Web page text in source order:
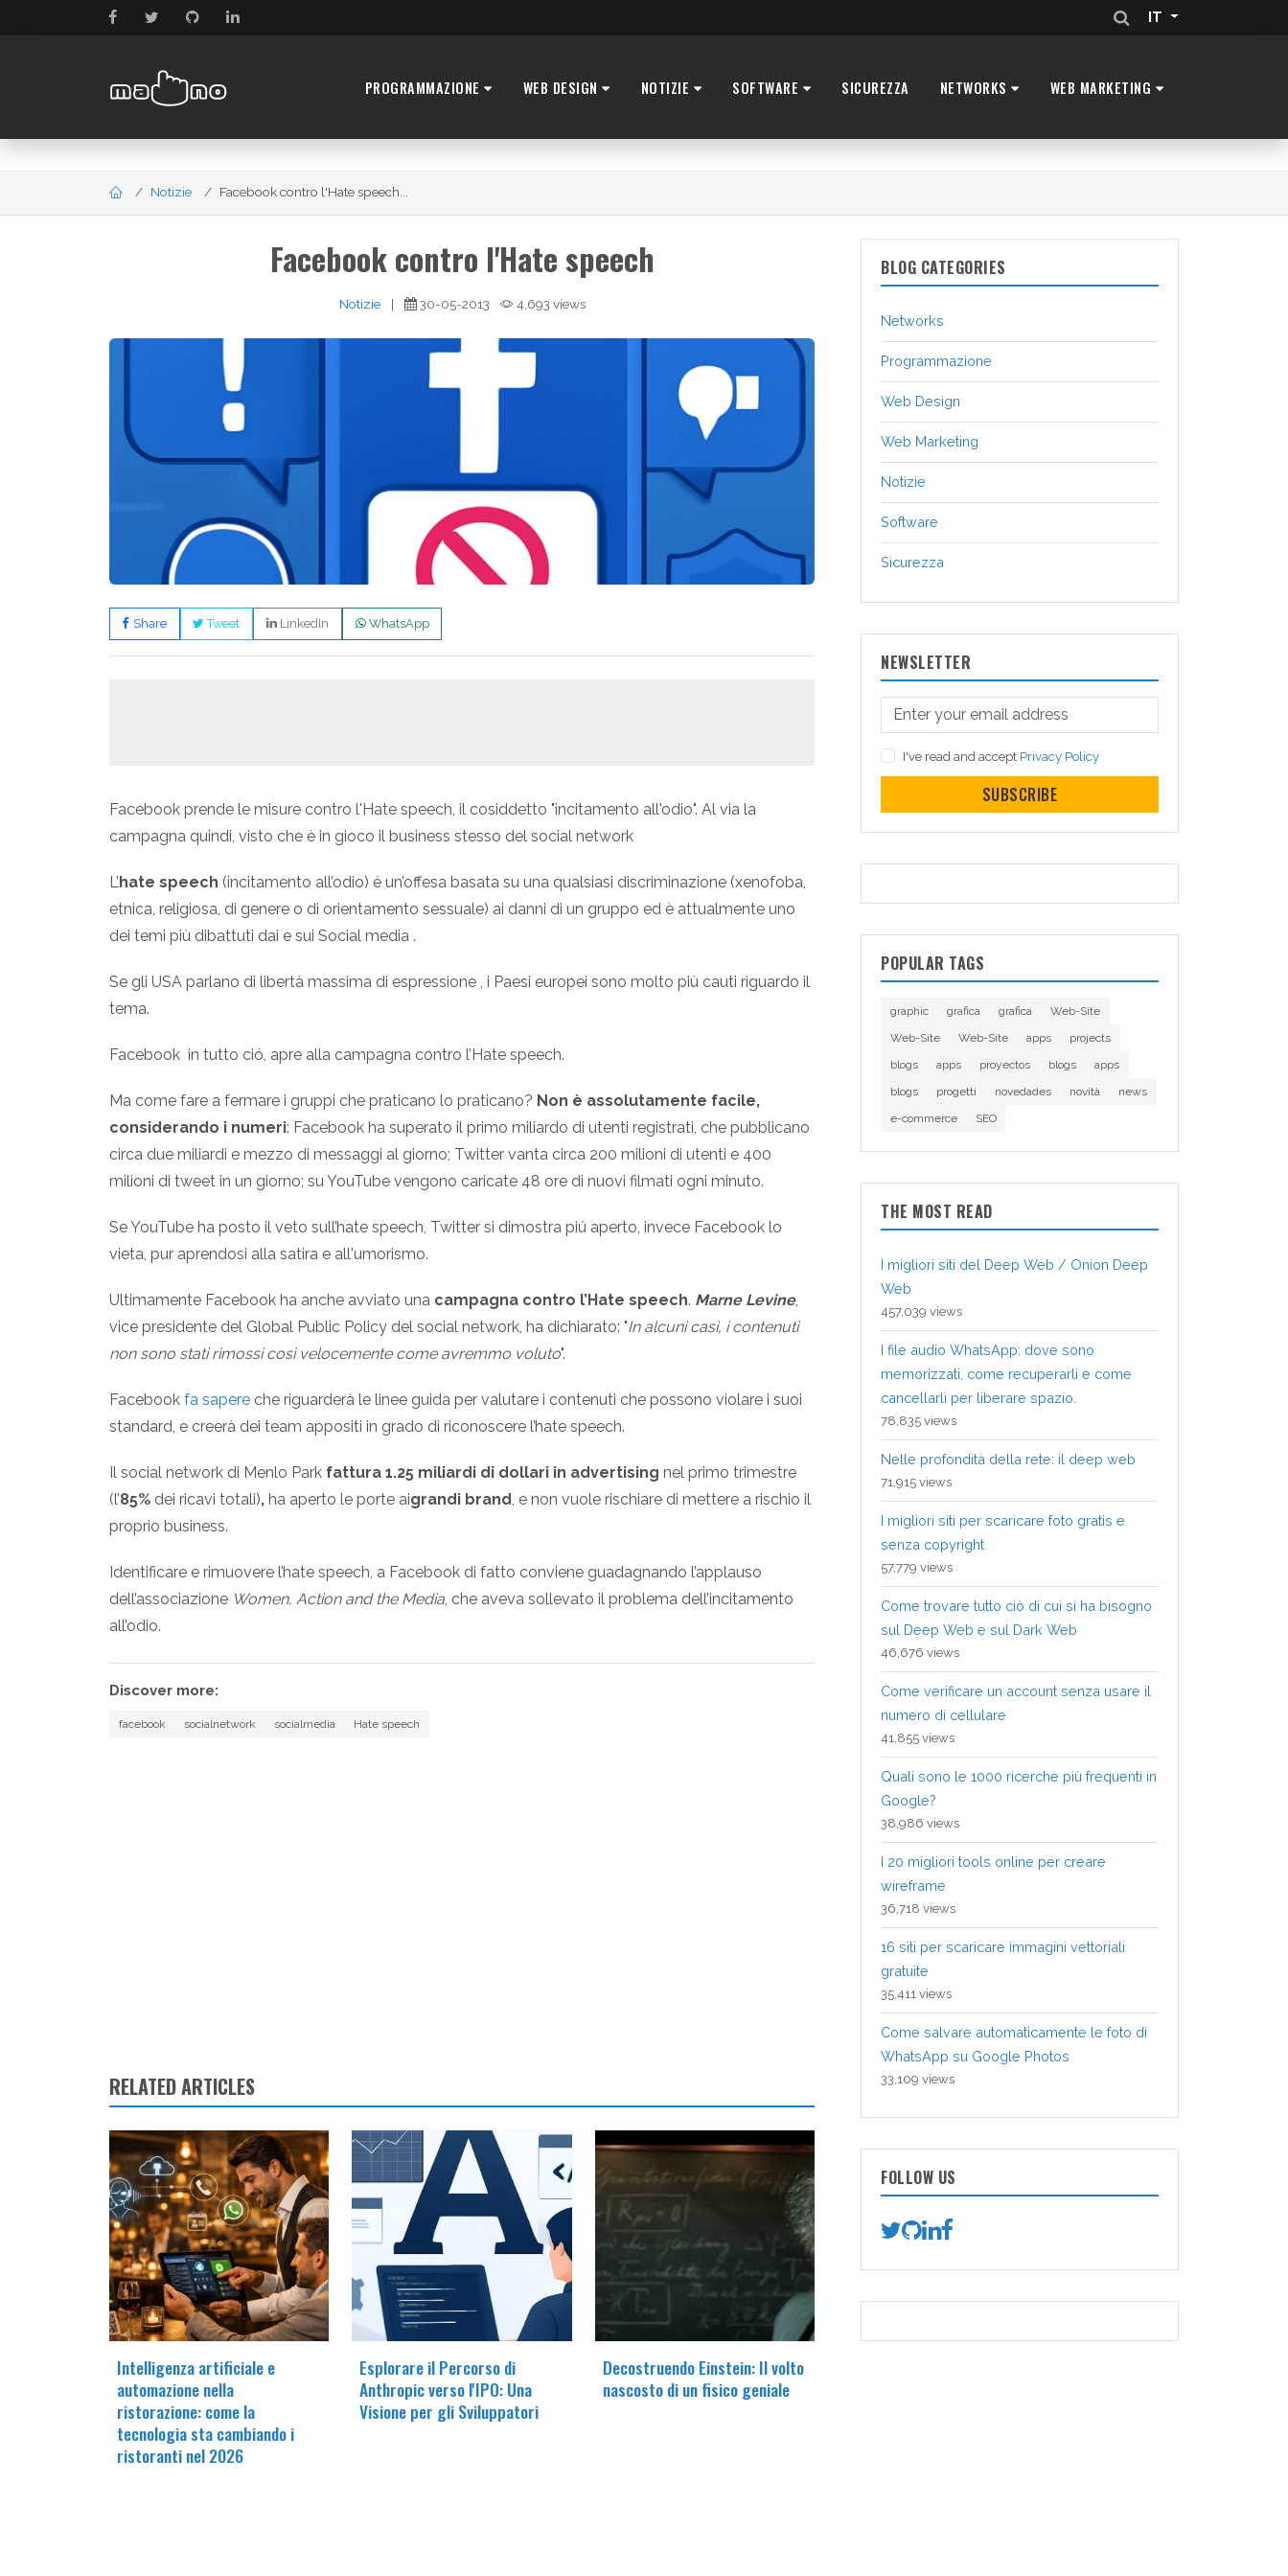
IT
PROGRAMMAZIONE WEB DESIGN NOTIZIE SOFTWARE SICUREZZA NETWORKS WEB MARKETING
Notizie Facebook contro l'Hate speech...
Facebook contro l'Hate speech
Notizie | 30-05-2013 4,693 views
Share Tweet LinkedIn WhatsApp
Facebook prende le misure contro l'Hate speech, il cosiddetto "incitamento all'odio". Al via la
campagna quindi, visto che è in gioco il business stesso del social network
L’hate speech (incitamento all’odio) è un’offesa basata su una qualsiasi discriminazione (xenofoba,
etnica, religiosa, di genere o di orientamento sessuale) ai danni di un gruppo ed è attualmente uno
dei temi più dibattuti dai e sui Social media .
Se gli USA parlano di libertà massima di espressione , i Paesi europei sono molto più cauti riguardo il
tema.
Facebook in tutto ció, apre alla campagna contro l’Hate speech.
Ma come fare a fermare i gruppi che praticano lo praticano? Non è assolutamente facile,
considerando i numeri: Facebook ha superato il primo miliardo di utenti registrati, che pubblicano
circa due miliardi e mezzo di messaggi al giorno; Twitter vanta circa 200 milioni di utenti e 400
milioni di tweet in un giorno; su YouTube vengono caricate 48 ore di nuovi filmati ogni minuto.
Se YouTube ha posto il veto sull’hate speech, Twitter si dimostra piú aperto, invece Facebook lo
vieta, pur aprendosi alla satira e all'umorismo.
Ultimamente Facebook ha anche avviato una campagna contro l’Hate speech. Marne Levine,
vice presidente del Global Public Policy del social network, ha dichiarato: "In alcuni casi, i contenuti
non sono stati rimossi così velocemente come avremmo voluto".
Facebook fa sapere che riguarderà le linee guida per valutare i contenuti che possono violare i suoi
standard, e creerà dei team appositi in grado di riconoscere l’hate speech.
Il social network di Menlo Park fattura 1.25 miliardi di dollari in advertising nel primo trimestre
(l’85% dei ricavi totali), ha aperto le porte aigrandi brand , e non vuole rischiare di mettere a rischio il
proprio business.
Identificare e rimuovere l’hate speech, a Facebook di fatto conviene guadagnando l’applauso
dell’associazione Women, Action and the Media , che aveva sollevato il problema dell’incitamento
all’odio.
Discover more:
facebook socialnetwork socialmedia Hate speech
RELATED ARTICLES
Intelligenza artificiale e
automazione nella
ristorazione: come la
tecnologia sta cambiando i
ristoranti nel 2026
Esplorare il Percorso di
Anthropic verso l'IPO: Una
Visione per gli Sviluppatori
Decostruendo Einstein: Il volto
nascosto di un fisico geniale
BLOG CATEGORIES
Networks
Programmazione
Web Design
Web Marketing
Notizie
Software
Sicurezza
NEWSLETTER
I've read and accept Privacy Policy
SUBSCRIBE
POPULAR TAGS
graphic grafica grafica
Web-Site
Web-Site
Web-Site apps
projects
blogs
apps proyectos blogs
apps
blogs
progetti novedades novità
news
e-commerce
SEO
THE MOST READ
I migliori siti del Deep Web / Onion Deep
Web
457,039 views
I file audio WhatsApp: dove sono
memorizzati, come recuperarli e come
cancellarli per liberare spazio.
78,835 views
Nelle profondità della rete: il deep web
71,915 views
I migliori siti per scaricare foto gratis e
senza copyright
57,779 views
Come trovare tutto ciò di cui si ha bisogno
sul Deep Web e sul Dark Web
46,676 views
Come verificare un account senza usare il
numero di cellulare
41,855 views
Quali sono le 1000 ricerche più frequenti in
Google?
38,986 views
I 20 migliori tools online per creare
wireframe
36,718 views
16 siti per scaricare immagini vettoriali
gratuite
35,411 views
Come salvare automaticamente le foto di
WhatsApp su Google Photos
33,109 views
FOLLOW US